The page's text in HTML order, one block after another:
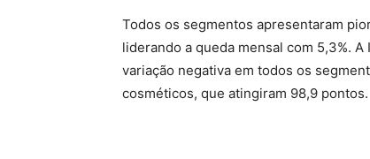
Todos os segmentos apresentaram
liderando a queda mensal com 5,3%.
variação negativa em todos os
cosméticos, que atingiram 98,9 pontos.